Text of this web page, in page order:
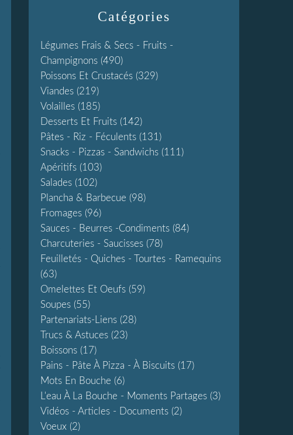
Catégories
Légumes Frais & Secs - Fruits -
Champignons (490)
Poissons Et Crustacés (329)
Viandes (219)
Volailles (185)
Desserts Et Fruits (142)
Pâtes - Riz - Féculents (131)
Snacks - Pizzas - Sandwichs (111)
Apéritifs (103)
Salades (102)
Plancha & Barbecue (98)
Fromages (96)
Sauces - Beurres -condiments (84)
Charcuteries - Saucisses (78)
Feuilletés - Quiches - Tourtes - Ramequins
(63)
Omelettes Et Oeufs (59)
Soupes (55)
Partenariats-Liens (28)
Trucs & Astuces (23)
Boissons (17)
Pains - Pâte À Pizza - À Biscuits (17)
Mots En Bouche (6)
L'eau À La Bouche - Moments Partages (3)
Vidéos - Articles - Documents (2)
Voeux (2)